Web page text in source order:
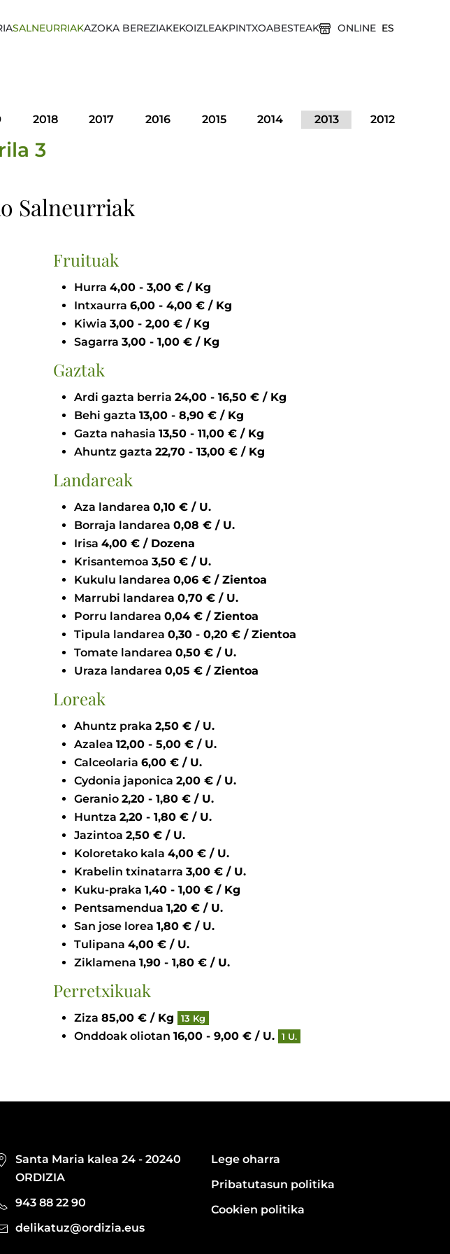
SALNEURRIAKAZOKA BEREZIAKEKOIZLEAKPINTXOABESTEAK ONLINE ES
2018 2017 2016 2015 2014 2013 2012
3
Salneurriak
Fruituak
Hurra
4,00 - 3,00 € / Kg
Intxaurra
6,00 - 4,00 € / Kg
Kiwia
3,00 - 2,00 € / Kg
Sagarra
3,00 - 1,00 € / Kg
Gaztak
Ardi gazta berria
24,00 - 16,50 € / Kg
Behi gazta
13,00 - 8,90 € / Kg
Gazta nahasia
13,50 - 11,00 € / Kg
Ahuntz gazta
22,70 - 13,00 € / Kg
Landareak
Aza landarea
0,10 € / U.
Borraja landarea
0,08 € / U.
Irisa
4,00 € / Dozena
Krisantemoa
3,50 € / U.
Kukulu landarea
0,06 € / Zientoa
Marrubi landarea
0,70 € / U.
Porru landarea
0,04 € / Zientoa
Tipula landarea
0,30 - 0,20 € / Zientoa
Tomate landarea
0,50 € / U.
Uraza landarea
0,05 € / Zientoa
Loreak
Ahuntz praka
2,50 € / U.
Azalea
12,00 - 5,00 € / U.
Calceolaria
6,00 € / U.
Cydonia japonica
2,00 € / U.
Geranio
2,20 - 1,80 € / U.
Huntza
2,20 - 1,80 € / U.
Jazintoa
2,50 € / U.
Koloretako kala
4,00 € / U.
Krabelin txinatarra
3,00 € / U.
Kuku-praka
1,40 - 1,00 € / Kg
Pentsamendua
1,20 € / U.
San jose lorea
1,80 € / U.
Tulipana
4,00 € / U.
Ziklamena
1,90 - 1,80 € / U.
Perretxikuak
Ziza 85,00 € / Kg 13 Kg
Onddoak oliotan 16,00 - 9,00 € / U. 1 U.
Santa Maria kalea 24 - 20240
ORDIZIA
943 88 22 90
delikatuz@ordizia.eus
Lege oharra
Pribatutasun politika
Cookien politika